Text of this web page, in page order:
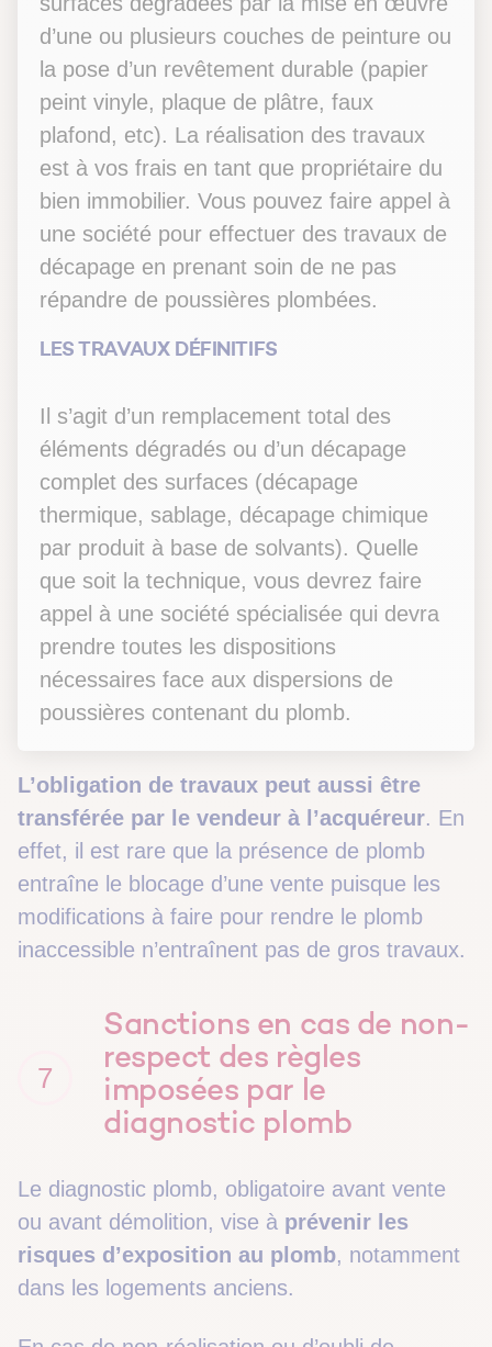
d’une ou plusieurs couches de peinture ou
la pose d’un revêtement durable (papier
peint vinyle, plaque de plâtre, faux
plafond, etc). La réalisation des travaux
est à vos frais en tant que propriétaire du
bien immobilier. Vous pouvez faire appel à
une société pour effectuer des travaux de
décapage en prenant soin de ne pas
répandre de poussières plombées.
LES TRAVAUX DÉFINITIFS
Il s’agit d’un remplacement total des
éléments dégradés ou d’un décapage
complet des surfaces (décapage
thermique, sablage, décapage chimique
par produit à base de solvants). Quelle
que soit la technique, vous devrez faire
appel à une société spécialisée qui devra
prendre toutes les dispositions
nécessaires face aux dispersions de
poussières contenant du plomb.
L’obligation de travaux peut aussi être
transférée par le vendeur à l’acquéreur. En
effet, il est rare que la présence de plomb
entraîne le blocage d’une vente puisque les
modifications à faire pour rendre le plomb
inaccessible n’entraînent pas de gros travaux.
7
Sanctions en cas de non-
respect des règles
imposées par le
diagnostic plomb
Le diagnostic plomb, obligatoire avant vente
ou avant démolition, vise à prévenir les
risques d’exposition au plomb, notamment
dans les logements anciens.